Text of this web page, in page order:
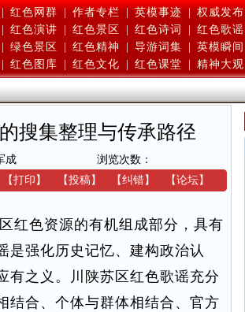
| 红色网群 | 作者专栏 | 英模事迹 | 权威发布
红色演讲 红色景区 红色诗词 红色歌谣
绿色景区 红色精神 导游词集 英模瞬间
红色图库 红色文化 红色课堂 精神大观
搜集整理与传承路径
成
浏览次数：
【打印 】 【投稿】 【纠错】 【论坛】
红色资源的有机组成部分，具有
是强化历史记忆、建构政治认
有之义。川陕苏区红色歌谣充分
结合、个体与群体相结合、官方